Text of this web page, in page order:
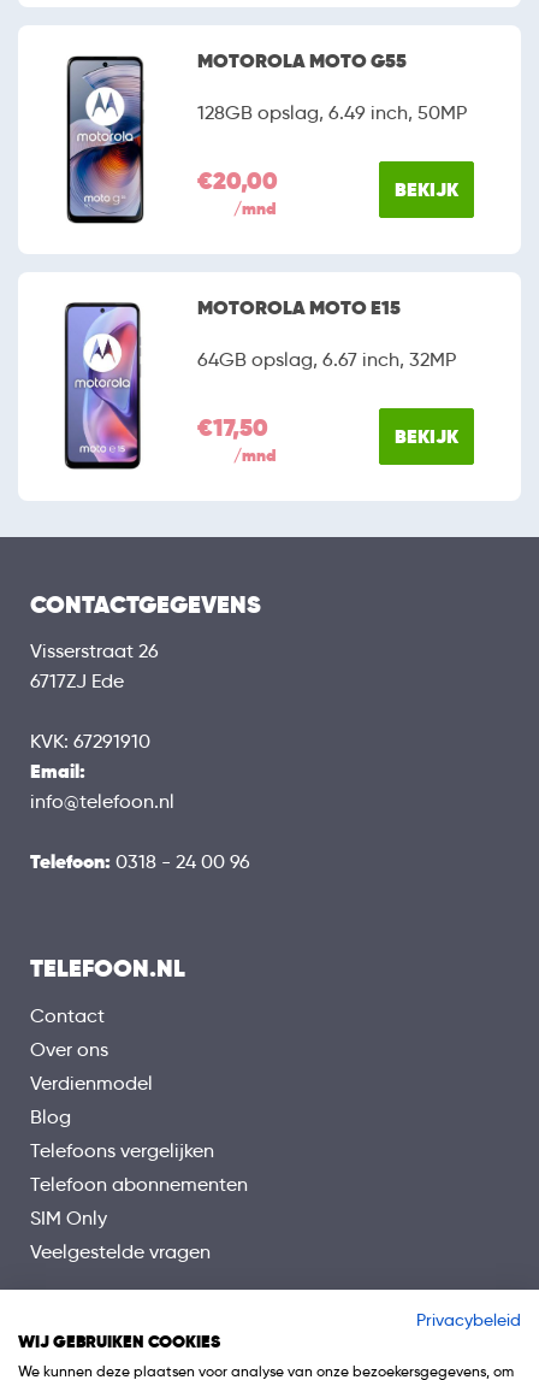
MOTOROLA MOTO G55
128GB opslag, 6.49 inch, 50MP
€20,00
/mnd
BEKIJK
MOTOROLA MOTO E15
64GB opslag, 6.67 inch, 32MP
€17,50
/mnd
BEKIJK
CONTACTGEGEVENS
Visserstraat 26
6717ZJ Ede
KVK: 67291910
Email:
info@telefoon.nl
Telefoon: 0318 - 24 00 96
TELEFOON.NL
Contact
Over ons
Verdienmodel
Blog
Telefoons vergelijken
Telefoon abonnementen
SIM Only
Veelgestelde vragen
Privacybeleid
WIJ GEBRUIKEN COOKIES
We kunnen deze plaatsen voor analyse van onze bezoekersgegevens, om